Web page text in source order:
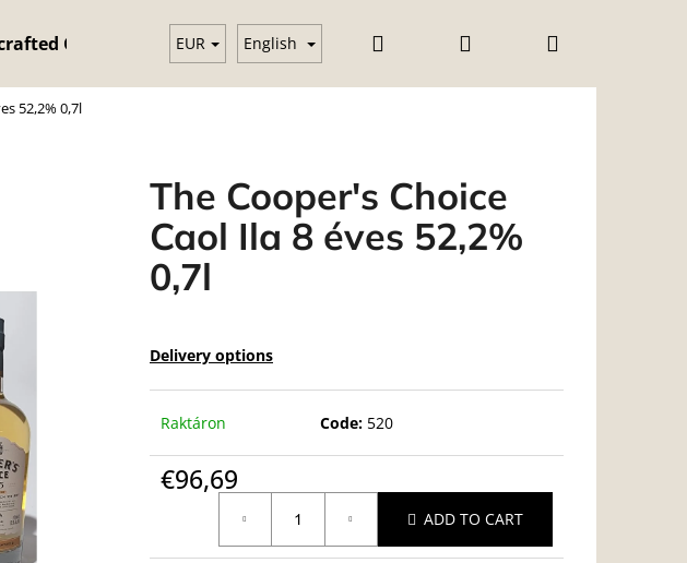
Crystal Glass Vodka Üzleti feltételek (ÁSZF)
EUR English
52,2% 0,7l
The Cooper's Choice
Caol Ila 8 éves 52,2%
0,7l
Delivery options
Raktáron Code: 520
€96,69
ADD TO CART